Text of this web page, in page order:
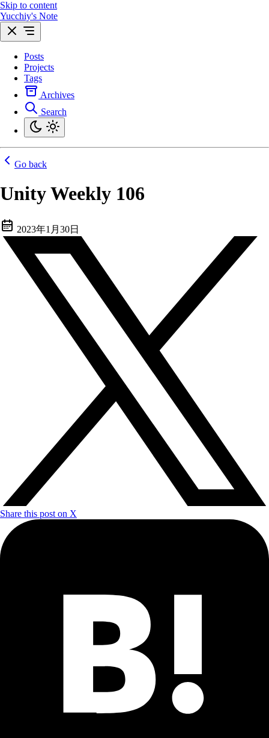
Skip to content
Yucchiy's Note
Posts
Projects
Tags
Archives
Search
Go back
Unity Weekly 106
2023年1月30日
Share this post on X